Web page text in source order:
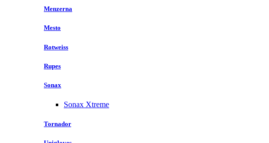
Menzerna
Mesto
Rotweiss
Rupes
Sonax
Sonax Xtreme
Tornador